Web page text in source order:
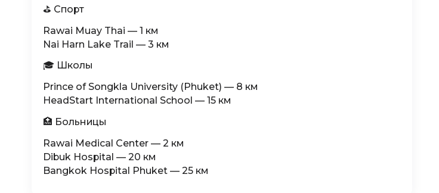
⛳ Спорт
Rawai Muay Thai — 1 км
Nai Harn Lake Trail — 3 км
🎓 Школы
Prince of Songkla University (Phuket) — 8 км
HeadStart International School — 15 км
🏥 Больницы
Rawai Medical Center — 2 км
Dibuk Hospital — 20 км
Bangkok Hospital Phuket — 25 км